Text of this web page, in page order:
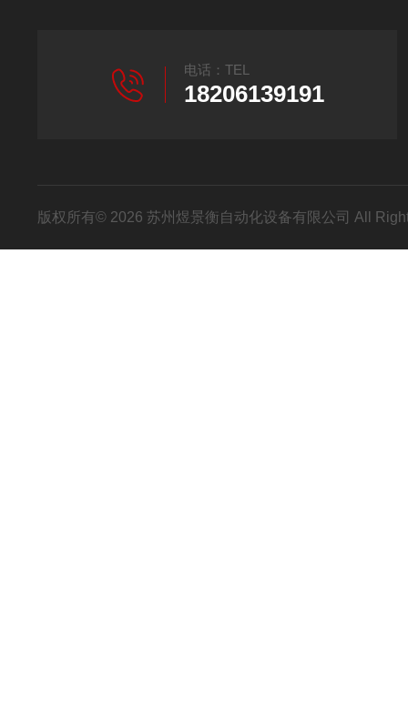
电话：TEL
18206139191
版权所有© 2026 苏州煜景衡自动化设备有限公司 All